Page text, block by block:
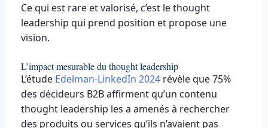
Ce qui est rare et valorisé, c’est le thought
leadership qui prend position et propose une
vision.
L’impact mesurable du thought leadership
L’étude Edelman-LinkedIn 2024révèle que 75%
des décideurs B2B affirment qu’un contenu
thought leadership les a amenés à rechercher
des produits ou services qu’ils n’avaient pas